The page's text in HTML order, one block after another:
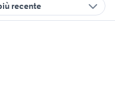
recente